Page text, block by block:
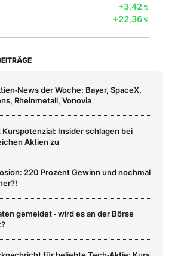
+3,42%
+22,36%
der Woche: Bayer, SpaceX,
Rheinmetall, Vonovia
Kurspotenzial: Insider schlagen bei
Aktien zu
220 Prozent Gewinn und nochmal
gemeldet ‑ wird es an der Börse